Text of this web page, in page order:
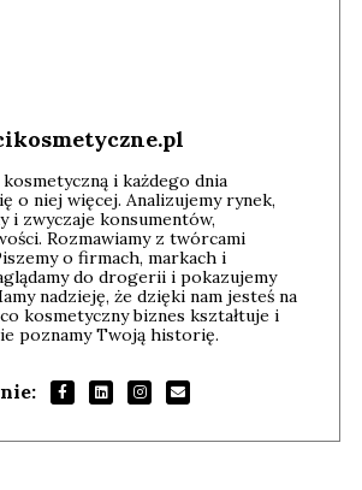
i każdego dnia
o niej więcej. Analizujemy rynek,
i zwyczaje konsumentów,
Rozmawiamy z twórcami
o firmach, markach i
do drogerii i pokazujemy
nadzieję, że dzięki nam jesteś na
kosmetyczny biznes kształtuje i
poznamy Twoją historię.